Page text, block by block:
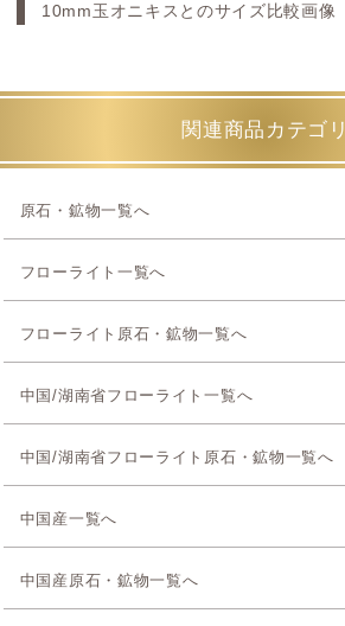
10mm玉オニキスとのサイズ比較画像
関連商品カテゴリ
原石・鉱物一覧へ
フローライト一覧へ
フローライト原石・鉱物一覧へ
中国/湖南省フローライト一覧へ
中国/湖南省フローライト原石・鉱物一覧へ
中国産一覧へ
中国産原石・鉱物一覧へ